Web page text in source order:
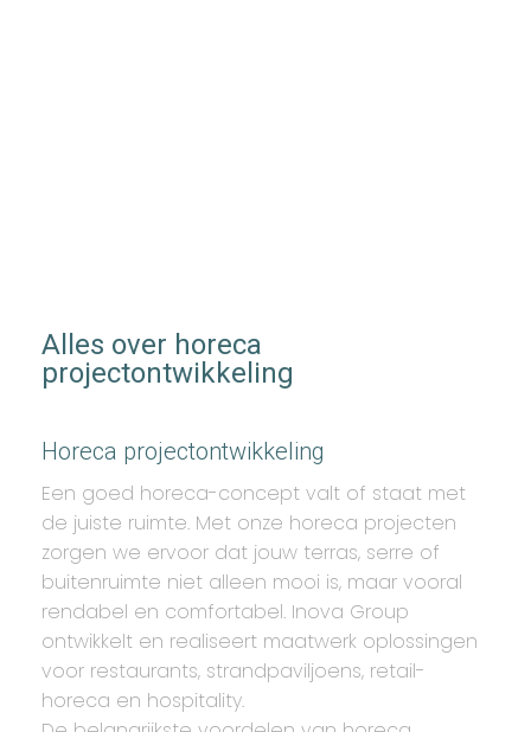
Alles over horeca
projectontwikkeling
Horeca projectontwikkeling
Een goed horeca-concept valt of staat met
de juiste ruimte. Met onze horeca projecten
zorgen we ervoor dat jouw terras, serre of
buitenruimte niet alleen mooi is, maar vooral
rendabel en comfortabel. Inova Group
ontwikkelt en realiseert maatwerk oplossingen
voor restaurants, strandpaviljoens, retail-
horeca en hospitality.